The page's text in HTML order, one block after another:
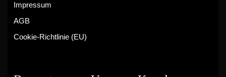
Impressum
AGB
Cookie-Richtlinie (EU)